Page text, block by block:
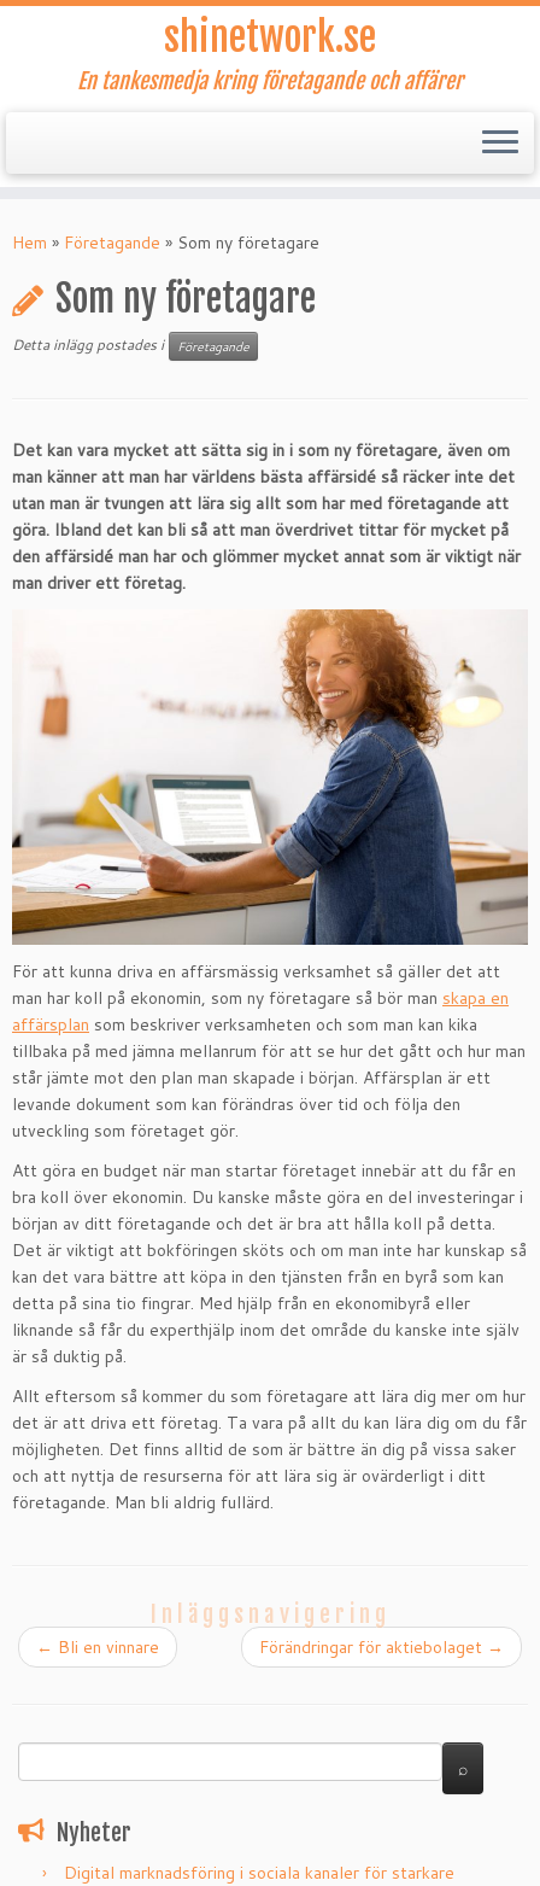
till
shinetwork.se
En tankesmedja kring företagande och affärer
Hem » Företagande » Som ny företagare
Som ny företagare
Detta inlägg postades i Företagande
Det kan vara mycket att sätta sig in i som ny företagare, även om
man känner att man har världens bästa affärsidé så räcker inte det
utan man är tvungen att lära sig allt som har med företagande att
göra. Ibland det kan bli så att man överdrivet tittar för mycket på
den affärsidé man har och glömmer mycket annat som är viktigt när
man driver ett företag.
För att kunna driva en affärsmässig verksamhet så gäller det att
man har koll på ekonomin, som ny företagare så bör man skapa en
affärsplan som beskriver verksamheten och som man kan kika
tillbaka på med jämna mellanrum för att se hur det gått och hur man
står jämte mot den plan man skapade i början. Affärsplan är ett
levande dokument som kan förändras över tid och följa den
utveckling som företaget gör.
Att göra en budget när man startar företaget innebär att du får en
bra koll över ekonomin. Du kanske måste göra en del investeringar i
början av ditt företagande och det är bra att hålla koll på detta.
Det är viktigt att bokföringen sköts och om man inte har kunskap så
kan det vara bättre att köpa in den tjänsten från en byrå som kan
detta på sina tio fingrar. Med hjälp från en ekonomibyrå eller
liknande så får du experthjälp inom det område du kanske inte själv
är så duktig på.
Allt eftersom så kommer du som företagare att lära dig mer om hur
det är att driva ett företag. Ta vara på allt du kan lära dig om du får
möjligheten. Det finns alltid de som är bättre än dig på vissa saker
och att nyttja de resurserna för att lära sig är ovärderligt i ditt
företagande. Man bli aldrig fullärd.
Inläggsnavigering
← Bli en vinnare Förändringar för aktiebolaget →
Nyheter
Digital marknadsföring i sociala kanaler för starkare